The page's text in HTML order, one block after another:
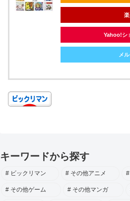
Yahoo!シ
メ
キーワードから探す
ビックリマン その他アニメ
その他ゲーム その他マンガ